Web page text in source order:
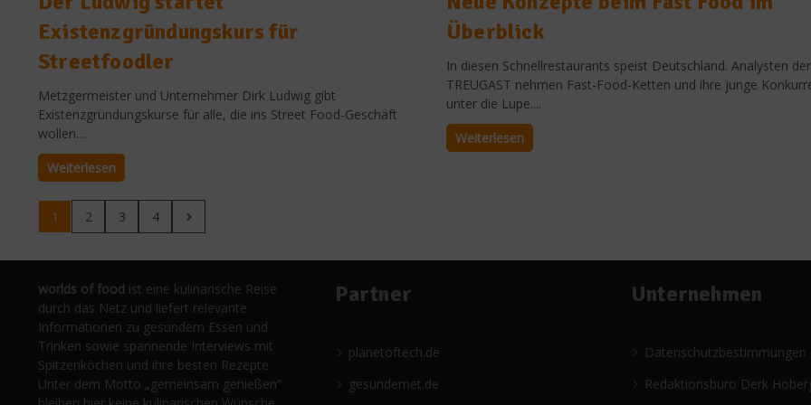
Existenzgründungskurs für
Streetfoodler
Metzgermeister und Unternehmer Dirk Ludwig gibt
Existenzgründungskurse für alle, die ins Street Food-Geschäft
wollen....
Weiterlesen
Überblick
In diesen Schnellrestaurants speist Deutschland. Analysten der
TREUGAST nehmen Fast-Food-Ketten und ihre junge
unter die Lupe....
Weiterlesen
1 2 3 4
worlds of food ist eine kulinarische Reise
durch das Netz und liefert relevante
Informationen zu gesundem Essen und
Trinken sowie spannende Interviews mit
Spitzenköchen und ihre besten Rezepte.
Unter dem Motto „gemeinsam genießen“
Partner
planetoftech.de
gesündernet.de
Unternehmen
Datenschutzbestimmungen
Redaktionsbüro Derk